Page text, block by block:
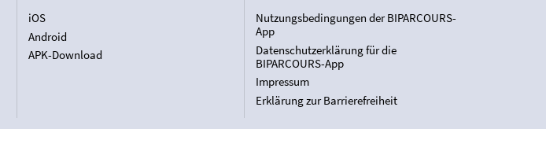
iOS
Android
APK-Download
Nutzungsbedingungen der BIPARCOURS-
App
Datenschutzerklärung für die
BIPARCOURS-App
Impressum
Erklärung zur Barrierefreiheit